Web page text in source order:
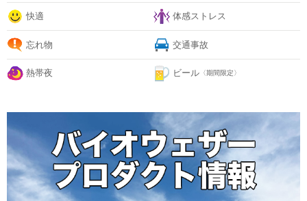
快適 体感ストレス
忘れ物 交通事故
熱帯夜 ビール 〈期間限定〉